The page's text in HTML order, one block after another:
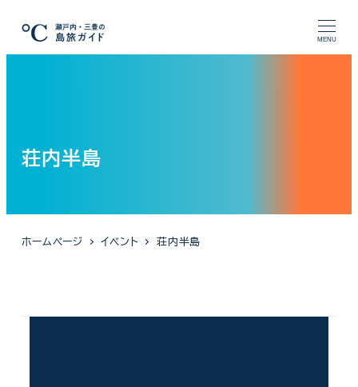
移
MENU
荘内半島
ホームページ イベント 荘内半島